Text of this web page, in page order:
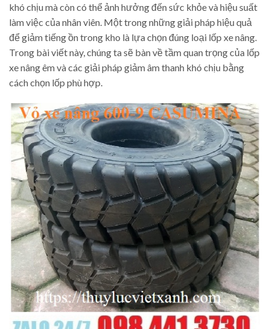
khó chịu mà còn có thể ảnh hưởng đến sức khỏe và hiệu suất
làm việc của nhân viên. Một trong những giải pháp hiệu quả
để giảm tiếng ồn trong kho là lựa chọn đúng loại lốp xe nâng.
Trong bài viết này, chúng ta sẽ bàn về tầm quan trọng của lốp
xe nâng êm và các giải pháp giảm âm thanh khó chịu bằng
cách chọn lốp phù hợp.